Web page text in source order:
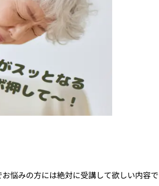
悩みの方には絶対に受講して欲しい内容